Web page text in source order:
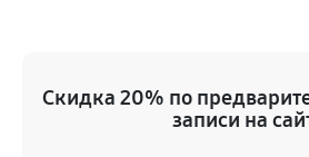
Замена ремня плоттера Canon
Скидка 20% по
записи на